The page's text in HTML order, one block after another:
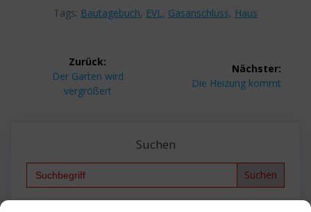
Tags: Bautagebuch, EVL , Gasanschluss, Haus
Beitragsnavigation
Zurück:
Vorheriger
Beitrag:
Der Garten wird
vergrößert
Nächster:
Nächster
Die Heizung kommt
Suchen
Search